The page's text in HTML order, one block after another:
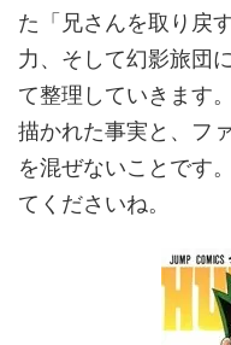
た「兄さんを取り戻
力、そして幻影旅団
て整理していきます
描かれた事実と、フ
を混ぜないことです
てくださいね。